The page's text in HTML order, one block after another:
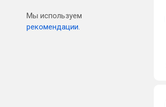
Мы используем
рекомендации.